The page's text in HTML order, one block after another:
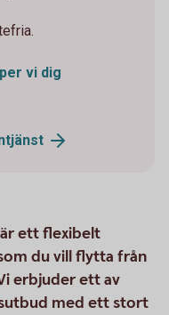
vi dig
ett flexibelt
du vill flytta från
erbjuder ett av
med ett stort